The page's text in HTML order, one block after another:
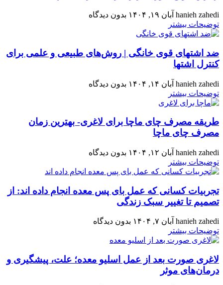
hanieh zahedi آبان ۱۹, ۱۴۰۴
بدون دیدگاه
توضیحات بیشتر
ضد اشتهای قوی خانگی | روش‌های طبیعی و علمی برای
کنترل اشتها
hanieh zahedi آبان ۱۴, ۱۴۰۴
بدون دیدگاه
توضیحات بیشتر
طریقه مصرف چای ماچا برای لاغری- بهترین زمان
مصرف چای ماچا
hanieh zahedi آبان ۱۲, ۱۴۰۴
بدون دیدگاه
توضیحات بیشتر
تجربیات کسانی که عمل بای پس معده انجام داده اند: از
تصمیم تا تغییر سبک زندگی
hanieh zahedi آبان ۷, ۱۴۰۴
بدون دیدگاه
توضیحات بیشتر
لاغری صورت بعد از عمل اسلیو معده؛ علت، پیشگیری و
درمان‌های موثر